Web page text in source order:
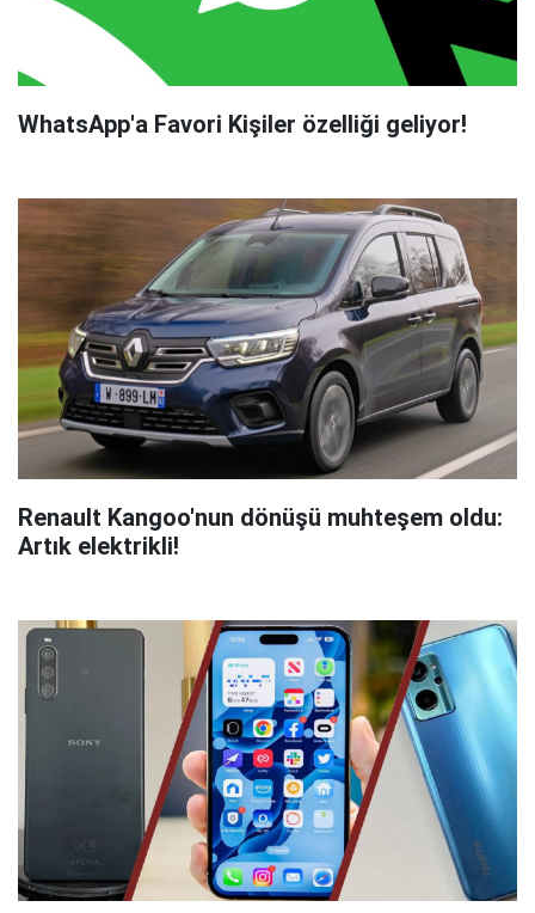
WhatsApp'a Favori Kişiler özelliği geliyor!
Renault Kangoo'nun dönüşü muhteşem oldu:
Artık elektrikli!